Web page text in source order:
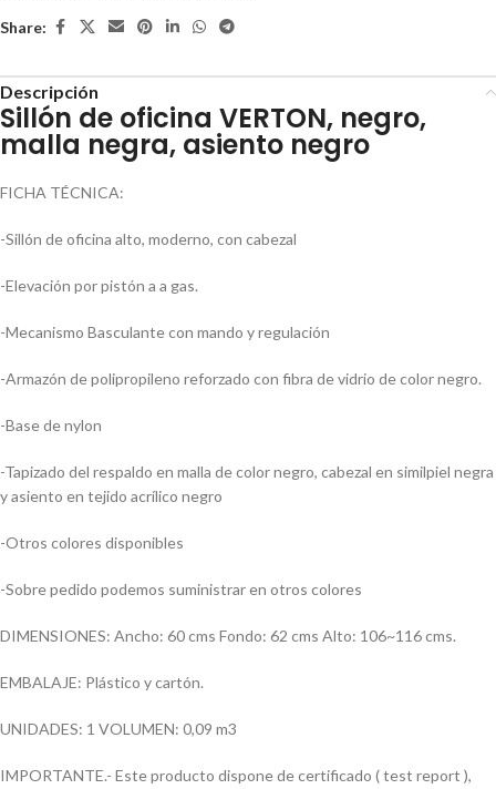
Share:
Descripción
Sillón de oficina VERTON, negro,
malla negra, asiento negro
FICHA TÉCNICA:
-Sillón de oficina alto, moderno, con cabezal
-Elevación por pistón a a gas.
-Mecanismo Basculante con mando y regulación
-Armazón de polipropileno reforzado con fibra de vidrio de color negro.
-Base de nylon
-Tapizado del respaldo en malla de color negro, cabezal en similpiel negra
y asiento en tejido acrílico negro
-Otros colores disponibles
-Sobre pedido podemos suministrar en otros colores
DIMENSIONES: Ancho: 60 cms Fondo: 62 cms Alto: 106~116 cms.
EMBALAJE: Plástico y cartón.
UNIDADES: 1 VOLUMEN: 0,09 m3
IMPORTANTE.- Este producto dispone de certificado ( test report ),